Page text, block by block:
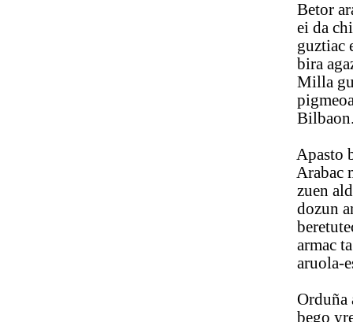
Betor ara
ei da chito
guztiac ez
bira agaz
Milla
pigmeoac
Bilbaon.
Apasto
Arabac
zuen alde
dozun
beretuteco
armac ta
aruola-ese
Orduña
bego